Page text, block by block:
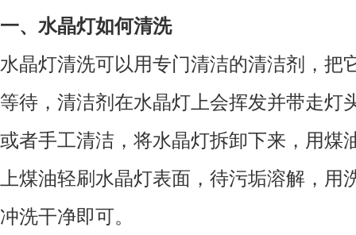
一、水晶灯如何清洗
水晶灯清洗可以用专门清洁的清洁剂，把
等待，清洁剂在水晶灯上会挥发并带走灯
或者手工清洁，将水晶灯拆卸下来，用煤
上煤油轻刷水晶灯表面，待污垢溶解，
冲洗干净即可。